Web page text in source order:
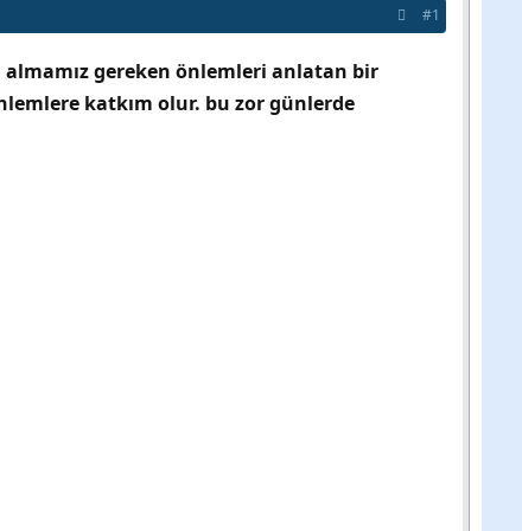
#1
gereken önlemleri anlatan bir
katkım olur. bu zor günlerde